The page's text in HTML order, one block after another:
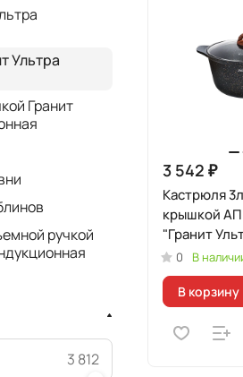
3 542 ₽
Кастрюля
крышкой
"Гранит
0 В
В корзину
Ультра
Гранит
ручкой